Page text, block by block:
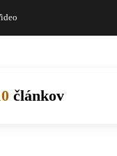
článkov